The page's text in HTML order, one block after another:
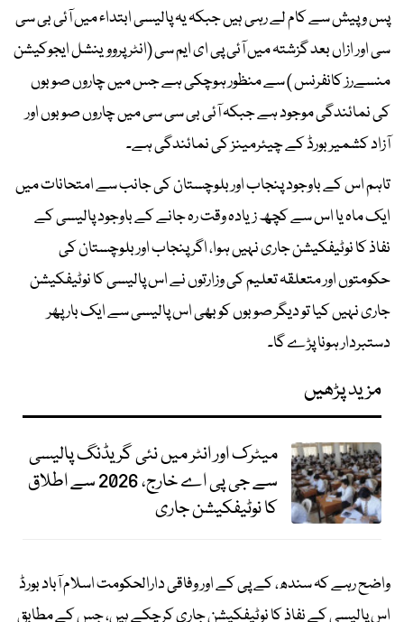
پس و پیش سے کام لے رہی ہیں جبکہ یہ پالیسی ابتداء میں آئی بی سی
سی اور ازاں بعد گزشتہ میں آئی پی ای ایم سی (انٹر پرووینشل ایجوکیشن
منسےرز کانفرنس ) سے منظور ہوچکی ہے جس میں چاروں صوبوں
کی نمائندگی موجود ہے جبکہ آئی بی سی سی میں چاروں صوبوں اور
آزاد کشمیر بورڈ کے چیئرمینز کی نمائندگی ہے۔
تاہم اس کے باوجود پنجاب اور بلوچستان کی جانب سے امتحانات میں
ایک ماہ یا اس سے کچھ زیادہ وقت رہ جانے کے باوجود پالیسی کے
نفاذ کا نوٹیفکیشن جاری نہیں ہوا، اگر پنجاب اور بلوچستان کی
حکومتوں اور متعلقہ تعلیم کی وزارتوں نے اس پالیسی کا نوٹیفکیشن
جاری نہیں کیا تو دیگر صوبوں کو بھی اس پالیسی سے ایک بار پھر
دستبردار ہونا پڑے گا۔
مزید پڑھیں
میٹرک اور انٹر میں نئی گریڈنگ پالیسی
سے جی پی اے خارج، 2026 سے اطلاق
کا نوٹیفکیشن جاری
واضح رہے کہ سندھ، کے پی کے اور وفاقی دارالحکومت اسلام آباد بورڈ
اس پالیسی کے نفاذ کا نوٹیفکیشن جاری کرچکے ہیں، جس کے مطابق